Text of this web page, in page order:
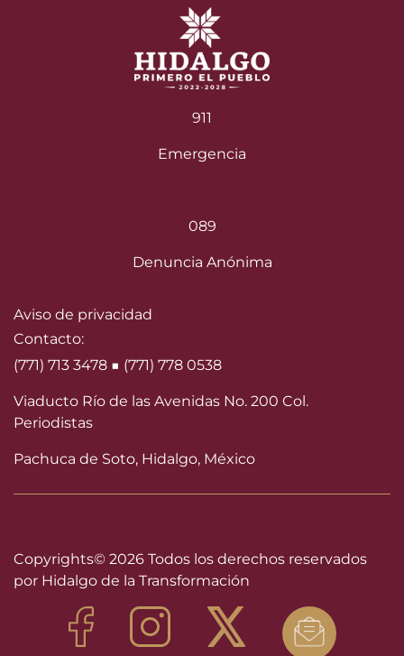
911
Emergencia
089
Denuncia Anónima
Aviso de privacidad
Contacto:
(771) 713 3478 ■ (771) 778 0538
Viaducto Río de las Avenidas No. 200 Col.
Periodistas
Pachuca de Soto, Hidalgo, México
Copyrights© 2026 Todos los derechos reservados
por Hidalgo de la Transformación